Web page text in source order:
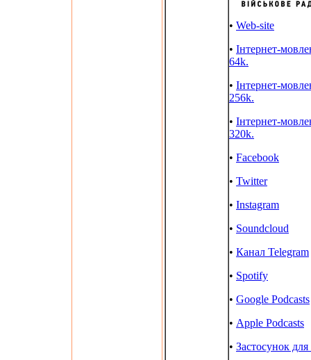
• Web-site
• Інтернет-
64k.
• Інтернет-
256k.
• Інтернет-
320k.
• Facebook
• Twitter
• Instagram
• Soundcloud
• Канал Telegram
• Spotify
• Google Podcasts
• Apple Podcasts
• Застосунок